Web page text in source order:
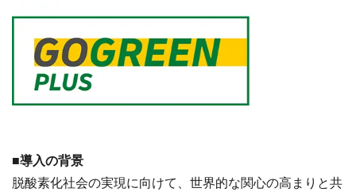
■導入の背景
脱酸素化社会の実現に向けて、世界的な関心の高まりと共